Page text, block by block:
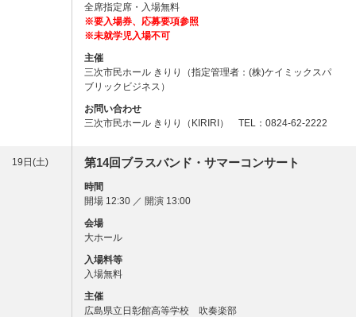
全席指定席・入場無料
※要入場券、応募要項参照
※未就学児入場不可
主催
三次市民ホール きりり（指定管理者：(株)ケイミックスパ
ブリックビジネス）
お問い合わせ
三次市民ホール きりり（KIRIRI） TEL：0824-62-2222
19日(土) 第14回ブラスバンド・サマーコンサート
時間
開場 12:30 ／ 開演 13:00
会場
大ホール
入場料等
入場無料
主催
広島県立日彰館高等学校 吹奏楽部